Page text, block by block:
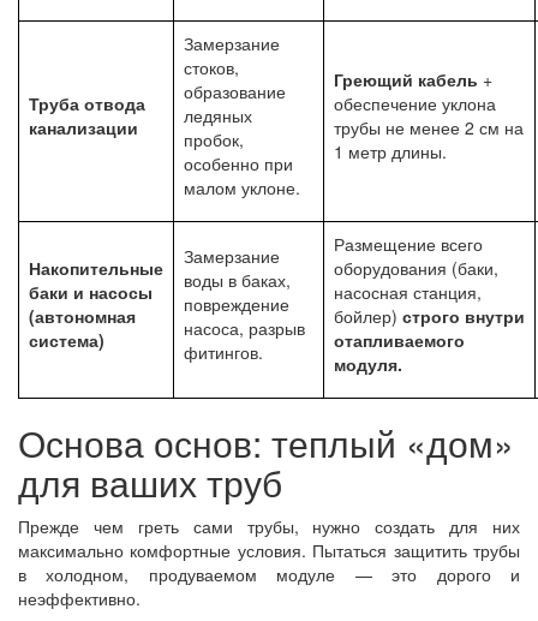
Труба отвода
канализации
Замерзание
стоков,
образование
ледяных
пробок,
особенно при
малом уклоне.
Греющий кабель +
обеспечение уклона
трубы не менее 2 см на
1 метр длины.
Накопительные
баки и насосы
(автономная
система)
Замерзание
воды в баках,
повреждение
насоса, разрыв
фитингов.
Размещение всего
оборудования (баки,
насосная станция,
бойлер) строго внутри
отапливаемого
модуля.
Основа основ: теплый «дом»
для ваших труб
Прежде чем греть сами трубы, нужно создать для них
максимально комфортные условия. Пытаться защитить трубы
в холодном, продуваемом модуле — это дорого и
неэффективно.